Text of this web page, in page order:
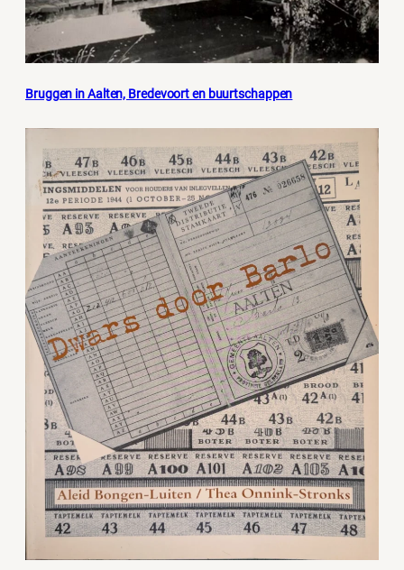
Bruggen in Aalten, Bredevoort en buurtschappen